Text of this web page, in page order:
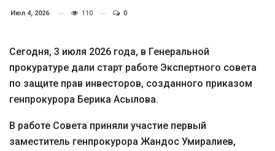
Июл 4, 2026 110 0
Сегодня, 3 июля 2026 года, в Генеральной
прокуратуре дали старт работе Экспертного совета
по защите прав инвесторов, созданного приказом
генпрокурора Берика Асылова.
В работе Совета приняли участие первый
заместитель генпрокурора Жандос Умиралиев,